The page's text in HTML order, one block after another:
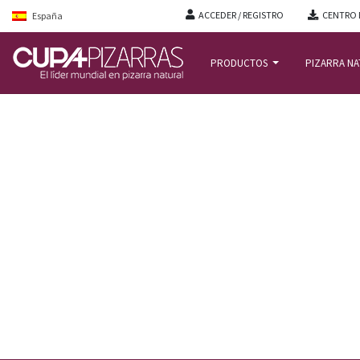
España ACCEDER / REGISTRO CENTRO
PRODUCTOS PIZARRA